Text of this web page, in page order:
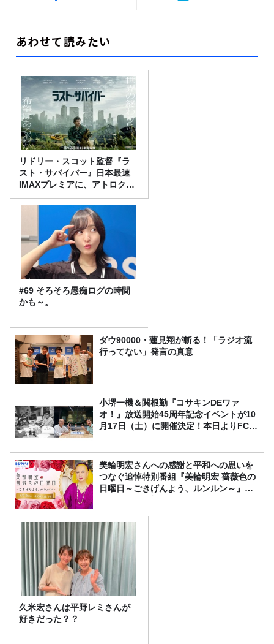
あわせて読みたい
リドリー・スコット監督『ラ
スト・サバイバー』日本最速
IMAXプレミアに、アトロクリ
スナー60名をご招待！
#69 そろそろ愚痴ログの時間
かも～。
ダウ90000・蓮見翔が斬る！「ラジオ流
行ってない」発言の真意
小堺一機＆関根勤『コサキンDEワァ
オ！』放送開始45周年記念イベントが10
月17日（土）に開催決定！本日よりFC先
美輪明宏さんへの感謝と平和への思いを
つなぐ追悼特別番組『美輪明宏 薔薇色の
日曜日～ごきげんよう、ルンルン～』
久米宏さんは平野レミさんが
好きだった？？